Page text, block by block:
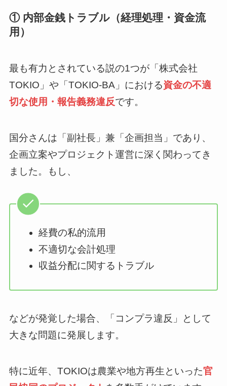
① 内部金銭トラブル（経理処理・資金流
用）
最も有力とされている説の1つが「株式会社
TOKIO」や「TOKIO-BA」における資金の不適
切な使用・報告義務違反です。
国分さんは「副社長」兼「企画担当」であり、
企画立案やプロジェクト運営に深く関わってき
ました。もし、
経費の私的流用
不適切な会計処理
収益分配に関するトラブル
などが発覚した場合、「コンプラ違反」として
大きな問題に発展します。
特に近年、TOKIOは農業や地方再生といった官